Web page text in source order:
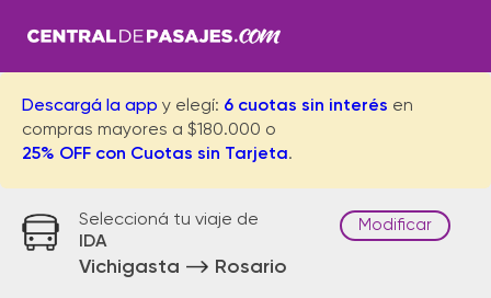
Descargá la app y elegí: 6 cuotas sin interés en
compras mayores a $180.000 o
25% OFF con Cuotas sin Tarjeta.
Seleccioná tu viaje de
IDA
Vichigasta Rosario
Modificar